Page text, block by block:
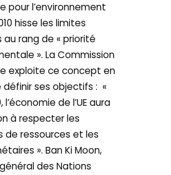
pour l’environnement
hisse les limites
rang de « priorité
». La Commission
exploite ce concept en
définir ses objectifs : «
l’économie de l’UE aura
à respecter les
de ressources et les
». Ban Ki Moon,
des Nations